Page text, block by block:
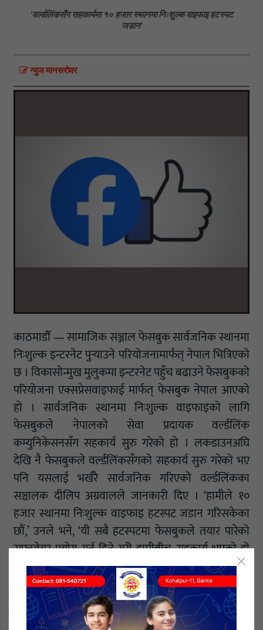
'वर्ल्डलिंकसँग सहकार्यमा १० हजार स्थानमा निःशुल्क वाइफाइ हटस्पट
जडान'
न्युज मानसराेवर
काठमाडौँ — सामाजिक सञ्जाल फेसबुक सार्वजनिक स्थानमा
निःशुल्क इन्टरनेट पुर्‍याउने परियोजनामार्फत् नेपाल भित्रिएको
छ । विकासोन्मुख मुलुकमा इन्टरनेट पहुँच बढाउने फेसबुकको
परियोजना एक्सप्रेसवाइफाई मार्फत् फेसबुक नेपाल आएको
हो । सार्वजनिक स्थानमा निःशुल्क वाइफाइको लागि
फेसबुकले नेपालको सेवा प्रदायक वर्ल्डलिंक
कम्युनिकेसनसँग सहकार्य सुरु गरेको हो । लकडाउनअघि
देखि नै फेसबुकले वर्ल्डलिंकसँगको सहकार्य सुरु गरेको भए
पनि यसलाई भर्खरै सार्वजनिक गरिएको वर्ल्डलिंकका
सञ्चालक दीलिप अग्रवालले जानकारी दिए । ‘हामीले १०
हजार स्थानमा निःशुल्क वाइफाइ हटस्पट जडान गरिसकेका
छौं,’ उनले भने, ‘यी सबै हटस्पटमा फेसबुकले तयार पारेको
सफ्टवेयर प्रयोग गर्न दिने गरी हामीबीच सहकार्य भएको हो
।’फेसबुकले निःशुल्क वाइफाइ हटस्पट व्यवस्थापनको लागि
बनाएको सफ्टवेयरको प्रयोगले इन्टरनेटको गुणस्तर बढ्नुका
साथै सेवा प्रयोगकर्ता मैत्री हुने दाबी उनको छ । ‘वर्ल्डलिंकको
निःशुल्क वाइफाइमा यसअघि प्रयोगकर्ताले हरेकपटक